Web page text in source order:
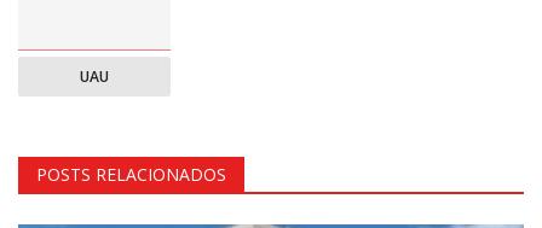
UAU
POSTS RELACIONADOS